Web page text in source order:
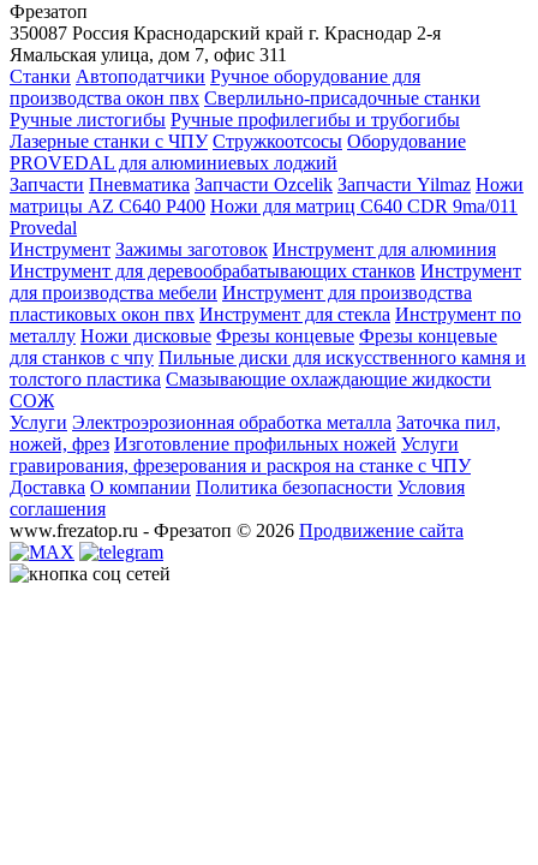
Фрезатоп
350087 Россия Краснодарский край г. Краснодар 2-я
Ямальская улица, дом 7, офис 311
Станки Автоподатчики Ручное оборудование для
производства окон пвх Сверлильно-присадочные станки
Ручные листогибы Ручные профилегибы и трубогибы
Лазерные станки с ЧПУ Стружкоотсосы Оборудование
PROVEDAL для алюминиевых лоджий
Запчасти Пневматика Запчасти Ozcelik Запчасти Yilmaz Ножи
матрицы AZ C640 P400 Ножи для матриц C640 CDR 9ma/011
Provedal
Инструмент Зажимы заготовок Инструмент для алюминия
Инструмент для деревообрабатывающих станков Инструмент
для производства мебели Инструмент для производства
пластиковых окон пвх Инструмент для стекла Инструмент по
металлу Ножи дисковые Фрезы концевые Фрезы концевые
для станков с чпу Пильные диски для искусственного камня и
толстого пластика Смазывающие охлаждающие жидкости
СОЖ
Услуги Электроэрозионная обработка металла Заточка пил,
ножей, фрез Изготовление профильных ножей Услуги
гравирования, фрезерования и раскроя на станке с ЧПУ
Доставка О компании Политика безопасности Условия
соглашения
www.frezatop.ru - Фрезатоп © 2026 Продвижение сайта